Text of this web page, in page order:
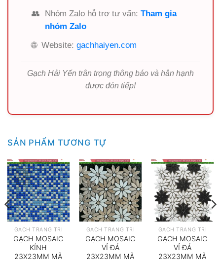
👥
Nhóm Zalo hỗ trợ tư vấn: Tham gia
nhóm Zalo
🌐 Website: gachhaiyen.com
Gạch Hải Yến trân trọng thông báo và hân hạnh
được đón tiếp!
SẢN PHẨM TƯƠNG TỰ
GẠCH TRANG TRÍ
GẠCH MOSAIC
KÍNH
23X23MM MÃ
GẠCH TRANG TRÍ
GẠCH MOSAIC
VỈ ĐÁ
23X23MM MÃ
GẠCH TRANG TRÍ
GẠCH MOSAIC
VỈ ĐÁ
23X23MM MÃ